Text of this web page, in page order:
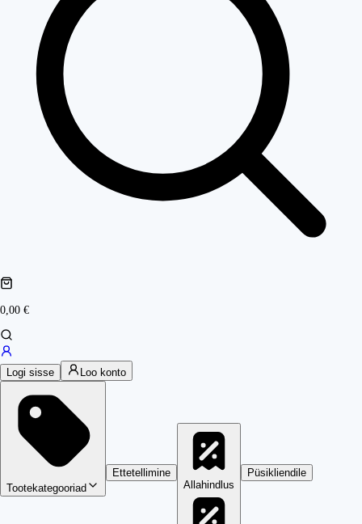
0,00 €
Logi sisse Loo konto
Tootekategooriad
Ettetellimine
Allahindlus
Püsikliendile